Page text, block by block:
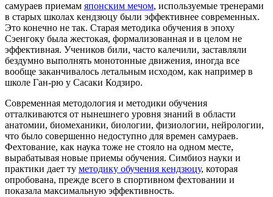
самураев приемам японским мечом, используемые тренерами
в старых школах кендзюцу были эффективнее современных.
Это конечно не так. Старая методика обучения в эпоху
Сэенгоку была жестокая, формализованная и в целом не
эффективная. Учеников били, часто калечили, заставляли
бездумно выполнять монотонные движения, иногда все
вообще заканчивалось летальным исходом, как например в
школе Ган-рю у Сасаки Кодзиро.
Современная методология и методики обучения
отталкиваются от нынешнего уровня знаний в области
анатомии, биомеханики, биологии, физиологии, нейрологии,
что было совершенно недоступно для времен самураев.
Фехтование, как наука тоже не стояло на одном месте,
вырабатывая новые приемы обучения. Симбиоз науки и
практики дает ту методику обучения кендзюцу, которая
опробована, прежде всего в спортивном фехтовании и
показала максимальную эффективность.